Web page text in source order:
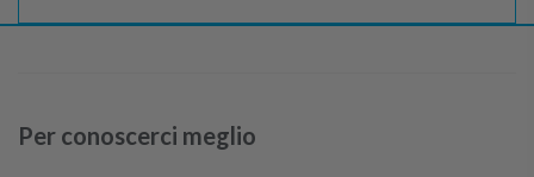
Per conoscerci meglio